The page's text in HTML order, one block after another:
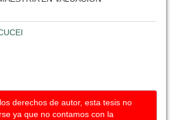
derechos de autor, esta tesis no
ya que no contamos con la